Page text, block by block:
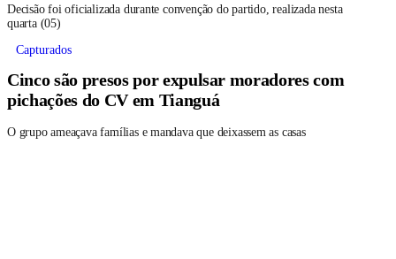
Decisão foi oficializada durante convenção do partido, realizada nesta
quarta (05)
Capturados
Cinco são presos por expulsar moradores com
pichações do CV em Tianguá
O grupo ameaçava famílias e mandava que deixassem as casas